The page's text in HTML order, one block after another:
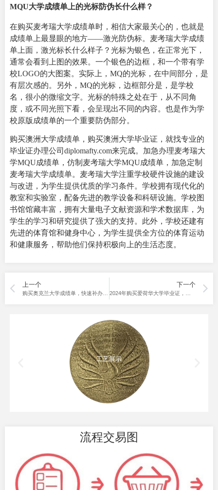
MQU大学成绩单上的光标防伪长什么样？
在购买麦考瑞大学成绩单时，相信大家最关心的，也就是
成绩单上最显眼的地方——激光防伪标。麦考瑞大学成绩
单上面，激光标长什么样子？光标为银色，在正常光下，
通常会看到上图的效果。一个银色的边框，和一个带有学
校LOGO的大图案。实际上，MQ的光标，在中间部分，是
有层次感的。另外，MQ的光标，边框部分是，是学校
名，很小的微缩文字。光标的特殊之处在于，从不同角
度，或不同光照下看，会呈现出不同的内容。也是作为学
校原版成绩单的一个重要防伪部分。
购买澳洲大学成绩单，购买澳洲大学毕业证，就找专业的
毕业证办理公司 diplomafty.com来完成。加急办理麦考瑞大
学MQU成绩单，仿制麦考瑞大学MQU成绩单，加急定制
麦考瑞大学成绩单。麦考瑞大学注重学校硬件设施的建设
与改进，为学生提供优质的学习条件。学校拥有现代化的
教室和实验室，配备先进的教学设备和科研设施。学校图
书馆馆藏丰富，拥有大量电子文献资源和学术数据库，为
学生的学习和研究提供了强大的支持。此外，学校还建有
先进的体育馆和健身中心，为学生提供全方位的体育运动
和健康服务，帮助他们保持积极向上的生活态度。
上一个 下一个
工艺展示
流程交易图